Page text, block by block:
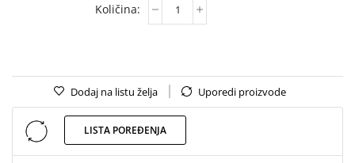
Dodaj na listu želja Uporedi proizvode
LISTA POREĐENJA